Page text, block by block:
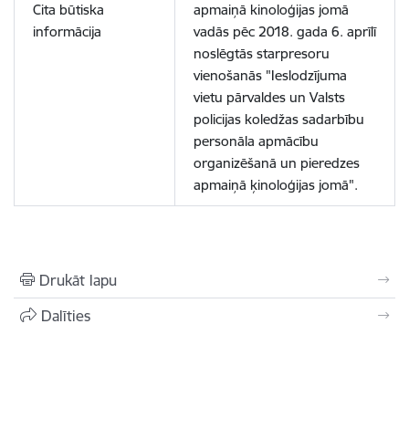
Cita būtiska
informācija
apmaiņā kinoloģijas jomā
vadās pēc 2018. gada 6. aprīlī
noslēgtās starpresoru
vienošanās "Ieslodzījuma
vietu pārvaldes un Valsts
policijas koledžas sadarbību
personāla apmācību
organizēšanā un pieredzes
apmaiņā ķinoloģijas jomā".
Drukāt lapu
Dalīties